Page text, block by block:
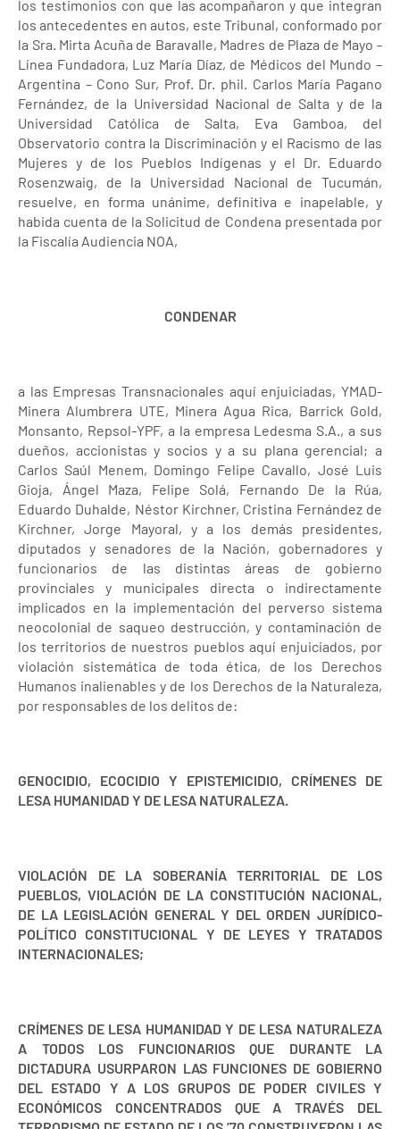
los testimonios con que las acompañaron y que integran
los antecedentes en autos, este Tribunal, conformado por
la Sra. Mirta Acuña de Baravalle, Madres de Plaza de Mayo -
Línea Fundadora, Luz María Díaz, de Médicos del Mundo –
Argentina – Cono Sur, Prof. Dr. phil. Carlos María Pagano
Fernández, de la Universidad Nacional de Salta y de la
Universidad Católica de Salta, Eva Gamboa, del
Observatorio contra la Discriminación y el Racismo de las
Mujeres y de los Pueblos Indígenas y el Dr. Eduardo
Rosenzwaig, de la Universidad Nacional de Tucumán,
resuelve, en forma unánime, definitiva e inapelable, y
habida cuenta de la Solicitud de Condena presentada por
la Fiscalía Audiencia NOA,
CONDENAR
a las Empresas Transnacionales aquí enjuiciadas, YMAD-
Minera Alumbrera UTE, Minera Agua Rica, Barrick Gold,
Monsanto, Repsol-YPF, a la empresa Ledesma S.A., a sus
dueños, accionistas y socios y a su plana gerencial; a
Carlos Saúl Menem, Domingo Felipe Cavallo, José Luis
Gioja, Ángel Maza, Felipe Solá, Fernando De la Rúa,
Eduardo Duhalde, Néstor Kirchner, Cristina Fernández de
Kirchner, Jorge Mayoral, y a los demás presidentes,
diputados y senadores de la Nación, gobernadores y
funcionarios de las distintas áreas de gobierno
provinciales y municipales directa o indirectamente
implicados en la implementación del perverso sistema
neocolonial de saqueo destrucción, y contaminación de
los territorios de nuestros pueblos aquí enjuiciados, por
violación sistemática de toda ética, de los Derechos
Humanos inalienables y de los Derechos de la Naturaleza,
por responsables de los delitos de:
GENOCIDIO, ECOCIDIO Y EPISTEMICIDIO, CRÍMENES DE
LESA HUMANIDAD Y DE LESA NATURALEZA.
VIOLACIÓN DE LA SOBERANÍA TERRITORIAL DE LOS
PUEBLOS, VIOLACIÓN DE LA CONSTITUCIÓN NACIONAL,
DE LA LEGISLACIÓN GENERAL Y DEL ORDEN JURÍDICO-
POLÍTICO CONSTITUCIONAL Y DE LEYES Y TRATADOS
INTERNACIONALES;
CRÍMENES DE LESA HUMANIDAD Y DE LESA NATURALEZA
A TODOS LOS FUNCIONARIOS QUE DURANTE LA
DICTADURA USURPARON LAS FUNCIONES DE GOBIERNO
DEL ESTADO Y A LOS GRUPOS DE PODER CIVILES Y
ECONÓMICOS CONCENTRADOS QUE A TRAVÉS DEL